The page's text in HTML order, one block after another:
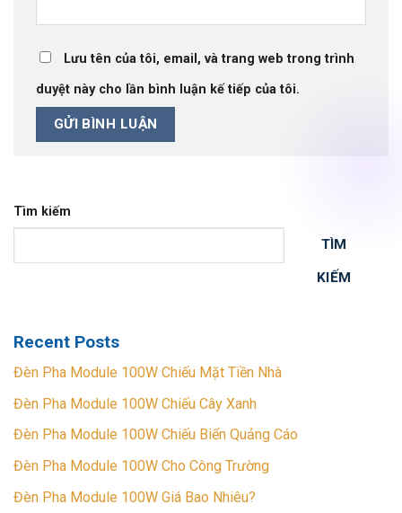
Lưu tên của tôi, email, và trang web trong trình
duyệt này cho lần bình luận kế tiếp của tôi.
Tìm kiếm
TÌM
KIẾM
Recent Posts
Đèn Pha Module 100W Chiếu Mặt Tiền Nhà
Đèn Pha Module 100W Chiếu Cây Xanh
Đèn Pha Module 100W Chiếu Biển Quảng Cáo
Đèn Pha Module 100W Cho Công Trường
Đèn Pha Module 100W Giá Bao Nhiêu?